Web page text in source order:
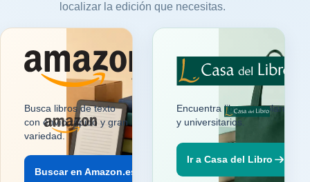
localizar la edición que necesitas.
.es
Busca libros de texto
con envío rápido y gran
variedad.
Buscar en Amazon.es
Encuentra libros escolares
y universitarios.
Ir a Casa del Libro